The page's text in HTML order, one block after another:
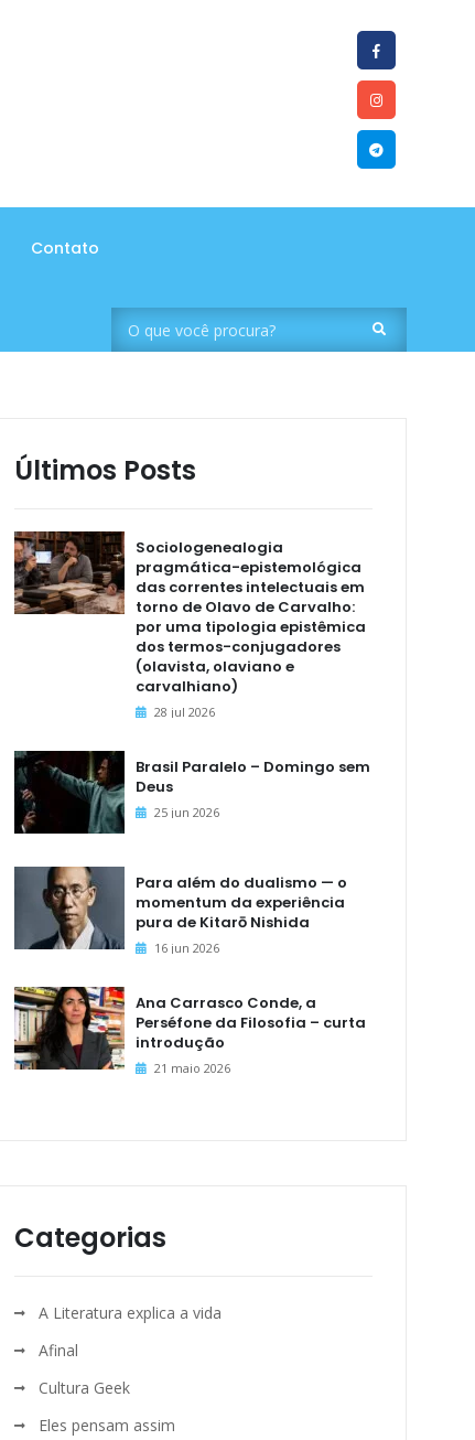
Contato
Últimos Posts
Sociologenealogia
pragmática-epistemológica
das correntes intelectuais em
torno de Olavo de Carvalho:
por uma tipologia epistêmica
dos termos-conjugadores
(olavista, olaviano e
carvalhiano)
28 jul 2026
Brasil Paralelo – Domingo sem
Deus
25 jun 2026
Para além do dualismo — o
momentum da experiência
pura de Kitarō Nishida
16 jun 2026
Ana Carrasco Conde, a
Perséfone da Filosofia – curta
introdução
21 maio 2026
Categorias
A Literatura explica a vida
Afinal
Cultura Geek
Eles pensam assim